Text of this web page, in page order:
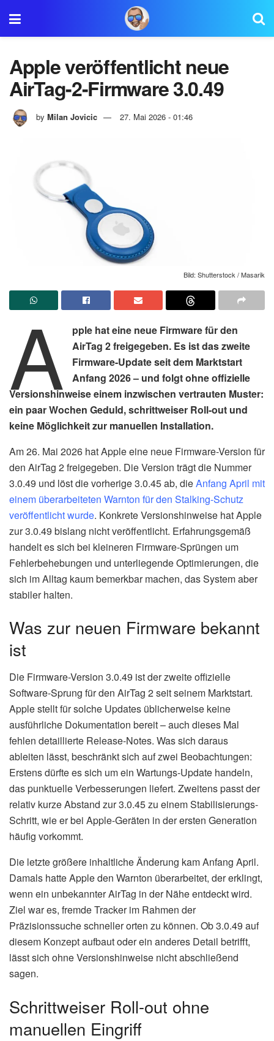
Apple veröffentlicht neue
AirTag-2-Firmware 3.0.49
by Milan Jovicic 27. Mai 2026 - 01:46
Bild: Shutterstock / Masarik
A
pple hat eine neue Firmware für den
AirTag 2 freigegeben. Es ist das zweite
Firmware-Update seit dem Marktstart
Anfang 2026 – und folgt ohne offizielle
Versionshinweise einem inzwischen vertrauten Muster:
ein paar Wochen Geduld, schrittweiser Roll-out und
keine Möglichkeit zur manuellen Installation.
Am 26. Mai 2026 hat Apple eine neue Firmware-Version für
den AirTag 2 freigegeben. Die Version trägt die Nummer
3.0.49 und löst die vorherige 3.0.45 ab, dieAnfang April mit
einem überarbeiteten Warnton für den Stalking-Schutz
veröffentlicht wurde. Konkrete Versionshinweise hat Apple
zur 3.0.49 bislang nicht veröffentlicht. Erfahrungsgemäß
handelt es sich bei kleineren Firmware-Sprüngen um
Fehlerbehebungen und unterliegende Optimierungen, die
sich im Alltag kaum bemerkbar machen, das System aber
stabiler halten.
Was zur neuen Firmware bekannt
ist
Die Firmware-Version 3.0.49 ist der zweite offizielle
Software-Sprung für den AirTag 2 seit seinem Marktstart.
Apple stellt für solche Updates üblicherweise keine
ausführliche Dokumentation bereit – auch dieses Mal
fehlen detaillierte Release-Notes. Was sich daraus
ableiten lässt, beschränkt sich auf zwei Beobachtungen:
Erstens dürfte es sich um ein Wartungs-Update handeln,
das punktuelle Verbesserungen liefert. Zweitens passt der
relativ kurze Abstand zur 3.0.45 zu einem Stabilisierungs-
Schritt, wie er bei Apple-Geräten in der ersten Generation
häufig vorkommt.
Die letzte größere inhaltliche Änderung kam Anfang April.
Damals hatte Apple den Warnton überarbeitet, der erklingt,
wenn ein unbekannter AirTag in der Nähe entdeckt wird.
Ziel war es, fremde Tracker im Rahmen der
Präzisionssuche schneller orten zu können. Ob 3.0.49 auf
diesem Konzept aufbaut oder ein anderes Detail betrifft,
lässt sich ohne Versionshinweise nicht abschließend
sagen.
Schrittweiser Roll-out ohne
manuellen Eingriff